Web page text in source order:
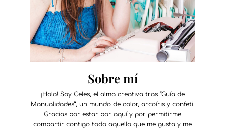
Sobre mí
¡Hola! Soy Celes, el alma creativa tras “Guía de
Manualidades”, un mundo de color, arcoíris y confeti.
Gracias por estar por aquí y por permitirme
compartir contigo todo aquello que me gusta y me